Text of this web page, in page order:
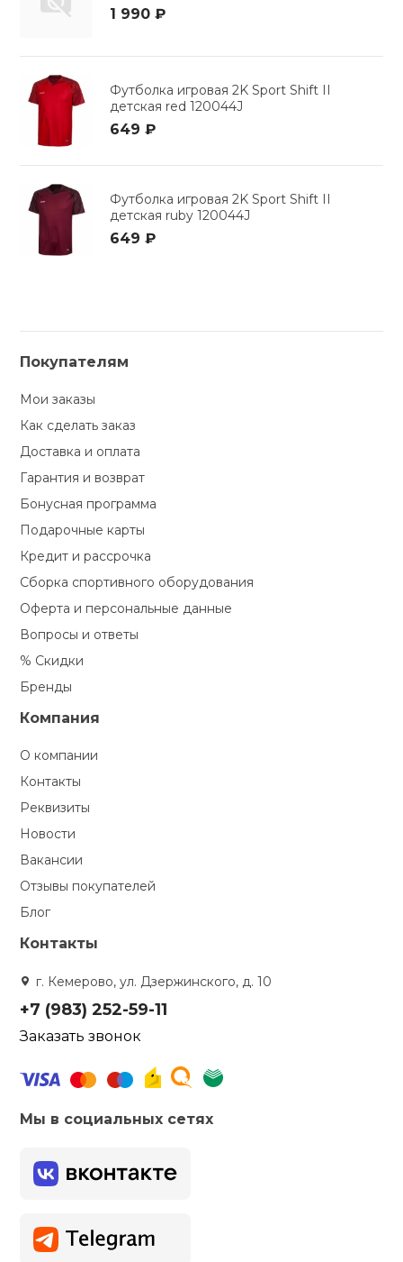
1 990 ₽
Футболка игровая 2K Sport Shift II
детская red 120044J
649 ₽
Футболка игровая 2K Sport Shift II
детская ruby 120044J
649 ₽
Покупателям
Мои заказы
Как сделать заказ
Доставка и оплата
Гарантия и возврат
Бонусная программа
Подарочные карты
Кредит и рассрочка
Сборка спортивного оборудования
Оферта и персональные данные
Вопросы и ответы
% Скидки
Бренды
Компания
О компании
Контакты
Реквизиты
Новости
Вакансии
Отзывы покупателей
Блог
Контакты
г. Кемерово, ул. Дзержинского, д. 10
+7 (983) 252-59-11
Заказать звонок
Мы в социальных сетях